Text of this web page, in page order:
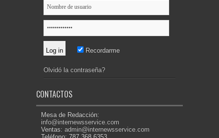
Recordarme
Olvidó la contraseña?
CONTACTOS
Mesa de Redacción:
info@internewsservice.com
Ventas: admin@internewsservice.com